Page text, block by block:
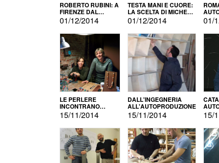
ROBERTO RUBINI: A
FIRENZE DAL
PRODOTTO ALLA
PROMOZIONE
01/12/2014
TESTA MANI E CUORE:
LA SCELTA DI MICHELE
BARBERIO
01/12/2014 01/
LE PERLERE
INCONTRANO
L'AUTOPRODUZIONE
15/11/2014
DALL'INGEGNERIA
ALL'AUTOPRODUZIONE
15/11/2014 15/